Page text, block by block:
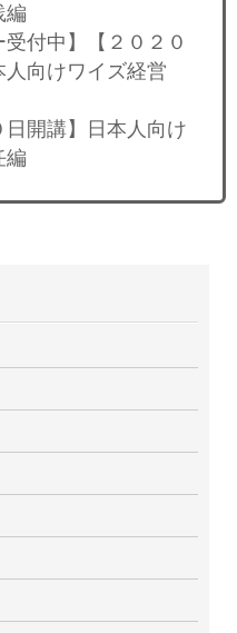
編
付中】【２０２０
向けワイズ経営
日開講】日本人向け
編